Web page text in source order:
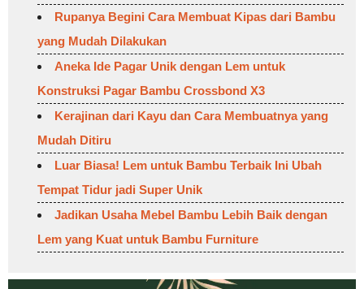
Rupanya Begini Cara Membuat Kipas dari Bambu
yang Mudah Dilakukan
Aneka Ide Pagar Unik dengan Lem untuk
Konstruksi Pagar Bambu Crossbond X3
Kerajinan dari Kayu dan Cara Membuatnya yang
Mudah Ditiru
Luar Biasa! Lem untuk Bambu Terbaik Ini Ubah
Tempat Tidur jadi Super Unik
Jadikan Usaha Mebel Bambu Lebih Baik dengan
Lem yang Kuat untuk Bambu Furniture